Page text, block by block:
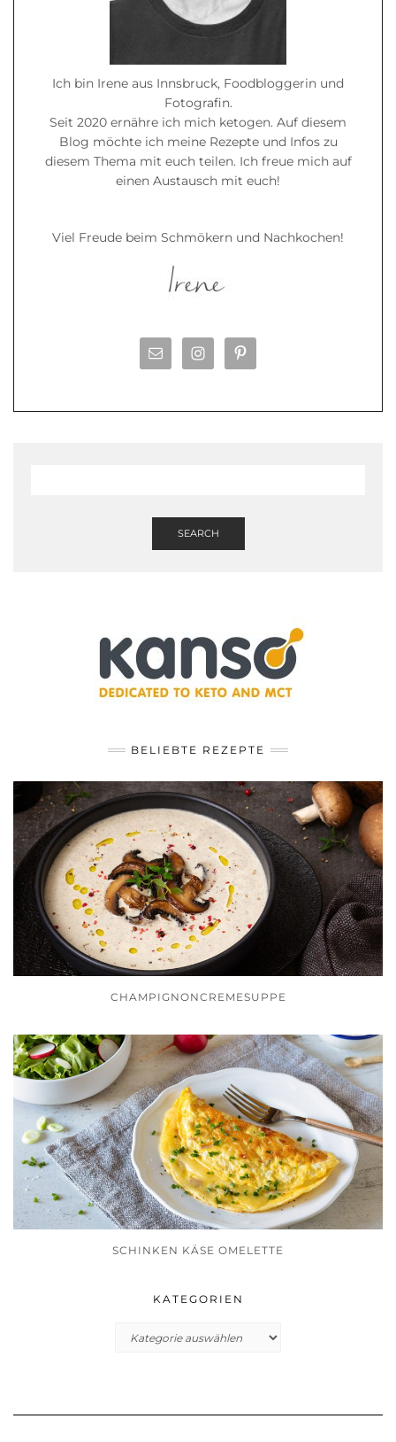
Ich bin Irene aus Innsbruck, Foodbloggerin und
Fotografin.
Seit 2020 ernähre ich mich ketogen. Auf diesem
Blog möchte ich meine Rezepte und Infos zu
diesem Thema mit euch teilen. Ich freue mich auf
einen Austausch mit euch!
Viel Freude beim Schmökern und Nachkochen!
SEARCH
BELIEBTE REZEPTE
CHAMPIGNONCREMESUPPE
SCHINKEN KÄSE OMELETTE
KATEGORIEN
Kategorien